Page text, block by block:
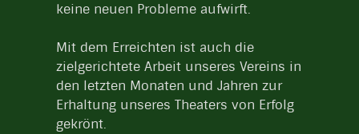
keine neuen Probleme aufwirft.
Mit dem Erreichten ist auch die
zielgerichtete Arbeit unseres Vereins in
den letzten Monaten und Jahren zur
Erhaltung unseres Theaters von Erfolg
gekrönt.